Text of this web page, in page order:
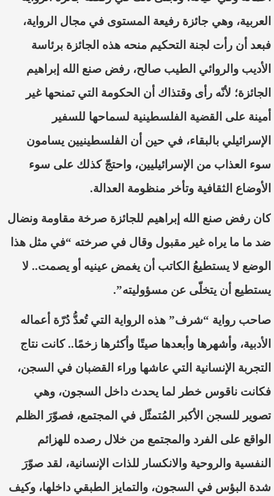
العربية، وهي جائزة رفيعة المستوى في مجال الرواية،
فبعد أن رأت لجنة التحكيم منحه هذه الجائزة برئاسة
الأديب والروائي الطيب صالح، رفض صنع الله إبراهيم
الجائزة؛ لأنّه رأى وقتذاك أن الحكومة التي تمنحها غير
أمينة على القضية الفلسطينية لسماحها للسفير
الإسرائيلي بالبقاء، في حين أن الفلسطينيين يسامون
سوء العذاب من الإسرائيليين، و احتجّ كذلك على سوء
الأوضاع الثقافية وتأخر منظومة العدالة.
كان رفض صنع الله إبراهيم للجائزة صرخة مقاومة ونضال
ضد ما ما يراه غير مقبول وقال في صرخته “في مثل هذا
الوضع لا يستطيع الكاتب أن يغمض عينيه أو يصمت.. لا
يستطيع أن يتخلّى عن مسؤوليته”.
صاحب رواية “شرف” هذه الرواية التي تُعدُّ دُرّة أعماله
الأدبية، وأشهرها وأبعدها صيتًا وأكثرها زخمًا.. كانت نتاج
التجربة الإنسانية التي عاشها وراء القضبان في السجن،
فكانت ناقوس خطر لما يحدث داخل السجون، وهي
تصوير للسجن الأكبر المُتمثّل في المجتمع، فصوّرَ
الظلم
الواقع على الفرد والمجتمع من خلال رصده للهزائم
النفسية والروحية والانكسار للذات الإنسانية، لقد صوّرَ
شدة البؤس في السجون، والتمايز الطبقي داخلها، وكيف